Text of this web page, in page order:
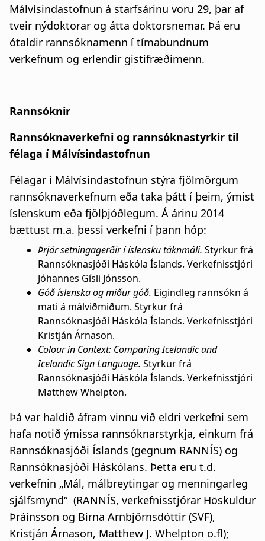
Málvísindastofnun á starfsárinu voru 29, þar af
tveir nýdoktorar og átta doktorsnemar. Þá eru
ótaldir rannsóknamenn í tímabundnum
verkefnum og erlendir gistifræðimenn.
Rannsóknir
Rannsóknaverkefni og rannsóknastyrkir til
félaga í Málvísindastofnun
Félagar í Málvísindastofnun stýra fjölmörgum
rannsóknaverkefnum eða taka þátt í þeim, ýmist
íslenskum eða fjölþjóðlegum. Á árinu 2014
bættust m.a. þessi verkefni í þann hóp:
Þrjár setningagerðir í íslensku táknmáli. Styrkur frá
Rannsóknasjóði Háskóla Íslands. Verkefnisstjóri
Jóhannes Gísli Jónsson.
Góð íslenska og miður góð. Eigindleg rannsókn á
mati á málviðmiðum. Styrkur frá
Rannsóknasjóði Háskóla Íslands. Verkefnisstjóri
Kristján Árnason.
Colour in Context: Comparing Icelandic and
Icelandic Sign Language. Styrkur frá
Rannsóknasjóði Háskóla Íslands. Verkefnisstjóri
Matthew Whelpton.
Þá var haldið áfram vinnu við eldri verkefni sem
hafa notið ýmissa rannsóknarstyrkja, einkum frá
Rannsóknasjóði Íslands (gegnum RANNÍS) og
Rannsóknasjóði Háskólans. Þetta eru t.d.
verkefnin „Mál, málbreytingar og menningarleg
sjálfsmynd“ (RANNÍS, verkefnisstjórar Höskuldur
Þráinsson og Birna Arnbjörnsdóttir (SVF),
Kristján Árnason, Matthew J. Whelpton o.fl);